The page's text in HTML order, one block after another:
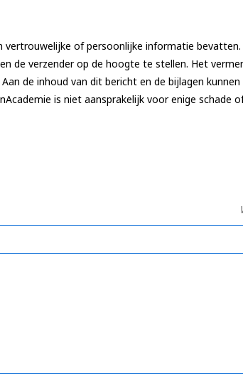
of persoonlijke informatie
de verzender op de hoogte te stellen. Het
de inhoud van dit bericht en de bijlagen
is niet aansprakelijk voor enige schade